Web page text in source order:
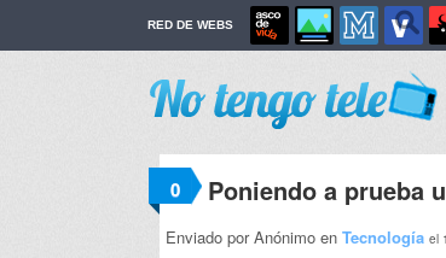
RED DE WEBS
0 Poniendo a prueba
Enviado por Anónimo en Tecnología el